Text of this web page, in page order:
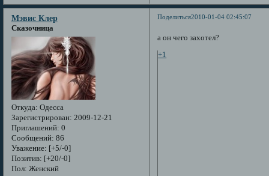
Поделиться2010-01-04 02:45:07
Мэвис Клер
Сказочница
Откуда: Одесса
Зарегистрирован: 2009-12-21
Приглашений: 0
Сообщений: 86
Уважение: [+5/-0]
Позитив: [+20/-0]
Пол: Женский
а он чего захотел?
+1